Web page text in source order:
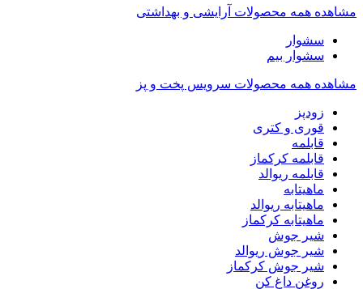
مشاهده همه محصولات آرایشی و بهداشتی
سشوار
سشوار بیم
مشاهده همه محصولات سرویس پخت و پز
زودپز
قوری و کتری
قابلمه
قابلمه کرکماز
قابلمه ریوالد
ماهیتابه
ماهیتابه ریوالد
ماهیتابه کرکماز
شیر جوش
شیر جوش ریوالد
شیر جوش کرکماز
روغن داغ کن